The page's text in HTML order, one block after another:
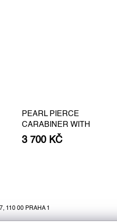
PEARL PIERCE
CARABINER WITH
BAROQUE PEARL S -
3 700 KČ
110 00 PRAHA 1